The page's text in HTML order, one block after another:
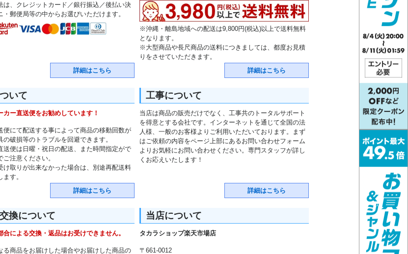
は、クレジットカード／銀行振込／後払い決
・郵便局等の中からお選びいただけます。
詳細はこちら
※沖縄・離島地域への配送は9,800円(税込)以上で送料無料
となります。
※大型商品や長尺商品の送料につきましては、都度お見積
りをさせていただきます。
詳細はこちら
いて
カー直送便をお勧めしています！
便にて配送する事によって商品の移動回数が
の破損等のトラブルを回避できます。
送便は日曜・祝日の配送、また時間指定がで
ご注意ください。
け取りが出来なかった場合は、別途再配送料
す。
詳細はこちら
工事について
当店は商品の販売だけでなく、工事共のトータルサポート
を得意とする会社です。インターネットを通じて全国の法
人様、一般のお客様よりご利用いただいております。まず
はご依頼の内容をページ上部にあるお問い合わせフォーム
よりお気軽にお問い合わせください。専門スタッフが詳し
くお応えいたします！
詳細はこちら
換について
合による交換・返品はお受けできません。
る商品をお届けした場合やお届けした商品の
当店について
タカラショップ楽天市場店
〒661-0012